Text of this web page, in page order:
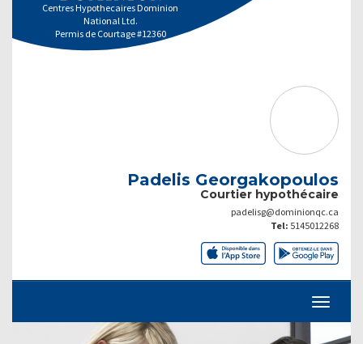
Centres Hypothecaires Dominion
National Ltd.
Permis de Courtage #12360
Padelis Georgakopoulos
Courtier hypothécaire
padelisg@dominionqc.ca
Tel: 5145012268